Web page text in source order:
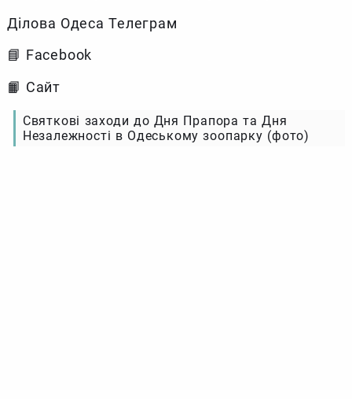
Ділова Одеса Телеграм
📘 Facebook
📙 Сайт
Святкові заходи до Дня Прапора та Дня
Незалежності в Одеському зоопарку (фото)